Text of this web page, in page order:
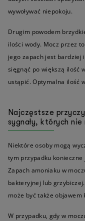
wywoływać niepokoju.
Drugim powodem
ilości wody. Mocz przez
jego zapach jest bardziej
sięgnąć po większą ilość
ustąpić. Optymalna ilość
Najczęstsze
sygnały, których
Niektóre osoby mogą
tym przypadku
Zapach amoniaku w
bakteryjnej lub
może być także objawem
W przypadku, gdy w